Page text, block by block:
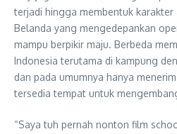
terjadi hingga membentuk karakter
Belanda yang mengedepankan
mampu berpikir maju. Berbeda
Indonesia terutama di kampung
dan pada umumnya hanya
tersedia tempat untuk
“Saya tuh pernah nonton film